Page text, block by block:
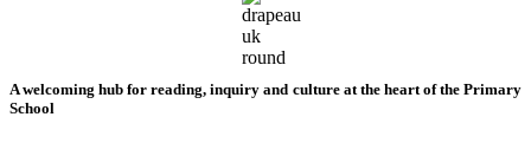
A welcoming hub for reading, inquiry and culture at the heart of the Primary
School